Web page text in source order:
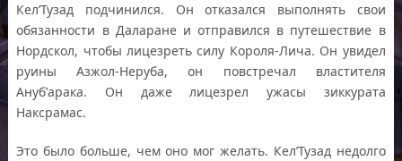
Кел’Тузад подчинился. Он отказался выполнять свои
обязанности в Даларане и отправился в путешествие в
Нордскол, чтобы лицезреть силу Короля-Лича. Он увидел
руины Азжол-Неруба, он повстречал властителя
Ануб’арака. Он даже лицезрел ужасы зиккурата
Наксрамас.
Это было больше, чем оно мог желать. Кел’Тузад недолго